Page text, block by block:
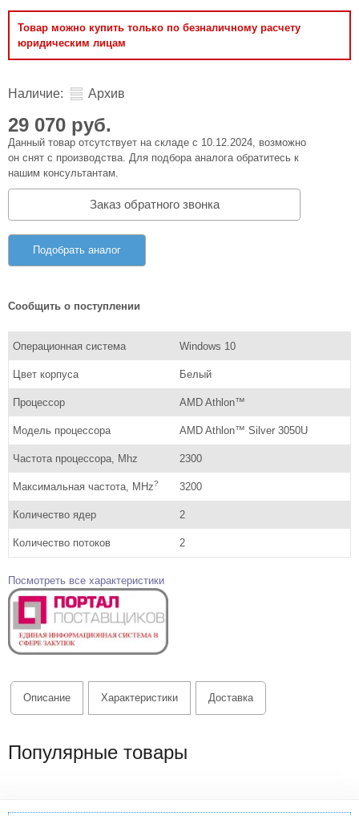
Товар можно купить только по безналичному расчету
юридическим лицам
Наличие: Архив
29 070 руб.
Данный товар отсутствует на складе с 10.12.2024, возможно
он снят с производства. Для подбора аналога обратитесь к
нашим консультантам.
Заказ обратного звонка
Подобрать аналог
Сообщить о поступлении
Операционная система Windows 10
Цвет корпуса Белый
Процессор AMD Athlon™
Модель процессора AMD Athlon™ Silver 3050U
Частота процессора, Mhz 2300
Максимальная частота, MHz? 3200
Количество ядер 2
Количество потоков 2
Посмотреть все характеристики
Описание Характеристики Доставка
Популярные товары